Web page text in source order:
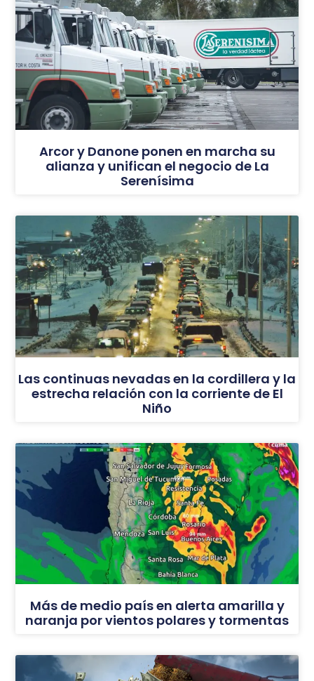
Arcor y Danone ponen en marcha su
alianza y unifican el negocio de La
Serenísima
Las continuas nevadas en la cordillera y la
estrecha relación con la corriente de El
Niño
Más de medio país en alerta amarilla y
naranja por vientos polares y tormentas